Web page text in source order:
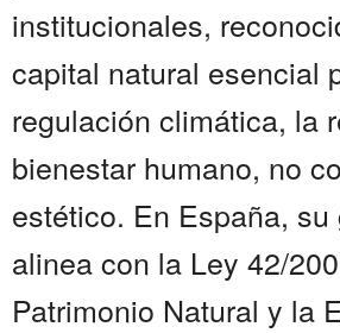
institucionales,
capital natural esencial
regulación climática, la
bienestar humano, no
estético. En España, su
alinea con la Ley 42/
Patrimonio Natural y la